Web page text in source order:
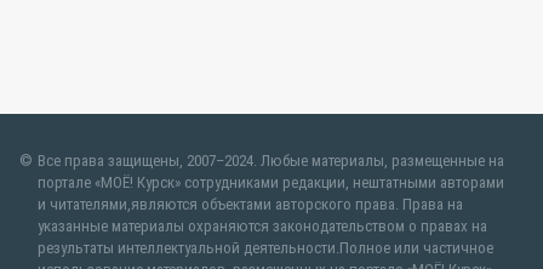
Все права защищены, 2007–2024. Любые материалы, размещенные на
портале «МОЁ! Курск» сотрудниками редакции, нештатными авторами
и читателями,являются объектами авторского права. Права на
указанные материалы охраняются законодательством о правах на
результаты интеллектуальной деятельности.Полное или частичное